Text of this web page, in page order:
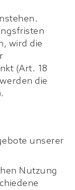
wird die
(Art. 18
die
unserer
Nutzung